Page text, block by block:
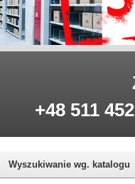
+48 511
Wyszukiwanie wg. katalogu